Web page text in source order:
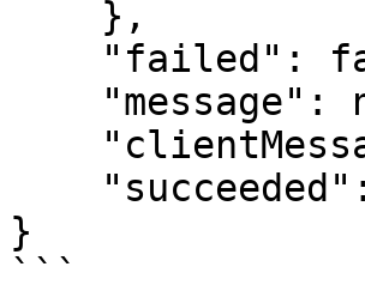
}
```